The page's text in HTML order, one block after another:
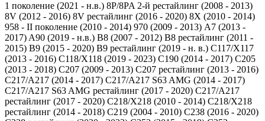
1 поколение (2021 - н.в.) 8P/8PA 2-й рестайлинг (2008 - 2013)
8V (2012 - 2016) 8V рестайлинг (2016 - 2020) 8X (2010 - 2014)
958 - II поколение (2010 - 2014) 970 (2009 - 2013) A7 (2013 -
2017) A90 (2019 - н.в.) B8 (2007 - 2012) B8 рестайлинг (2011 -
2015) B9 (2015 - 2020) B9 рестайлинг (2019 - н. в.) C117/X117
(2013 - 2016) C118/X118 (2019 - 2023) C190 (2014 - 2017) C205
(2013 - 2018) C207 (2009 - 2013) C207 рестайлинг (2013 - 2016)
C217/A217 (2014 - 2017) C217/A217 S63 AMG (2014 - 2017)
C217/A217 S63 AMG рестайлинг (2017 - 2020) C217/A217
рестайлинг (2017 - 2020) C218/X218 (2010 - 2014) C218/X218
рестайлинг (2014 - 2018) C219 (2004 - 2010) C238 (2016 - 2020)